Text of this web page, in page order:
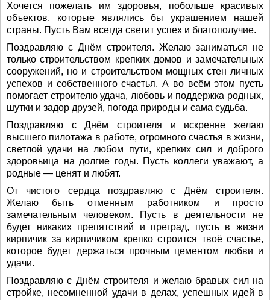
Хочется пожелать им здоровья, побольше красивых
объектов, которые являлись бы украшением нашей
страны. Пусть Вам всегда светит успех и благополучие.
Поздравляю с Днём строителя. Желаю заниматься не
только строительством крепких домов и замечательных
сооружений, но и строительством мощных стен личных
успехов и собственного счастья. А во всём этом пусть
помогает строителю удача, любовь и поддержка родных,
шутки и задор друзей, погода природы и сама судьба.
Поздравляю с Днём строителя и искренне желаю
высшего пилотажа в работе, огромного счастья в жизни,
светлой удачи на любом пути, крепких сил и доброго
здоровьица на долгие годы. Пусть коллеги уважают, а
родные — ценят и любят.
От чистого сердца поздравляю с Днём строителя.
Желаю быть отменным работником и просто
замечательным человеком. Пусть в деятельности не
будет никаких препятствий и преград, пусть в жизни
кирпичик за кирпичиком крепко строится твоё счастье,
которое будет держаться прочным цементом любви и
удачи.
Поздравляю с Днём строителя и желаю бравых сил на
стройке, несомненной удачи в делах, успешных идей в